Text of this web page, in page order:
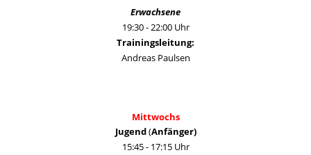
Erwachsene
19:30 - 22:00 Uhr
Trainingsleitung:
Andreas Paulsen
Mittwochs
Jugend(Anfänger)
15:45 - 17:15 Uhr